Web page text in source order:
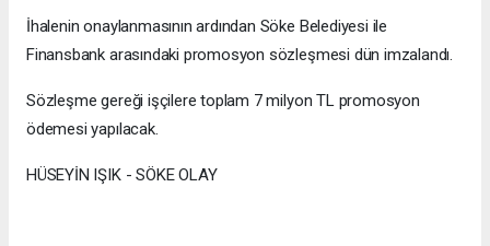
İhalenin onaylanmasının ardından Söke Belediyesi ile
Finansbank arasındaki promosyon sözleşmesi dün imzalandı.
Sözleşme gereği işçilere toplam 7 milyon TL promosyon
ödemesi yapılacak.
HÜSEYİN IŞIK - SÖKE OLAY